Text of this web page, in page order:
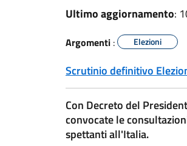
Ultimo aggiornamento:
Argomenti : Elezioni
Scrutinio definitivo
Con Decreto del
convocate le
spettanti all'Italia.